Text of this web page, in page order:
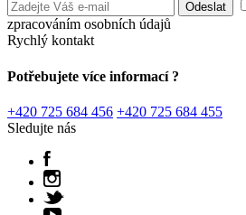
zpracováním osobních údajů
Rychlý kontakt
Potřebujete více informací ?
+420 725 684 456 +420 725 684 455
Sledujte nás